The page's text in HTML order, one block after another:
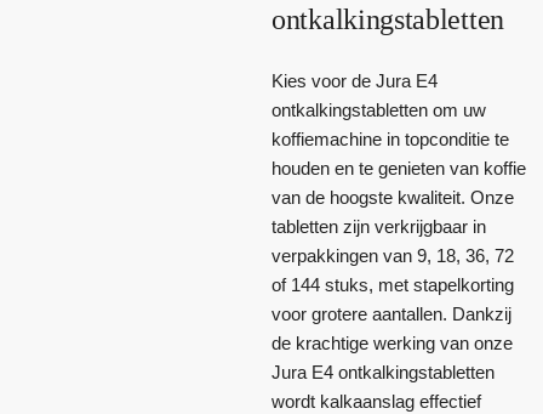
ontkalkingstabletten
Kies voor de Jura E4
ontkalkingstabletten om uw
koffiemachine in topconditie te
houden en te genieten van koffie
van de hoogste kwaliteit. Onze
tabletten zijn verkrijgbaar in
verpakkingen van 9, 18, 36, 72
of 144 stuks, met stapelkorting
voor grotere aantallen. Dankzij
de krachtige werking van onze
Jura E4 ontkalkingstabletten
wordt kalkaanslag effectief